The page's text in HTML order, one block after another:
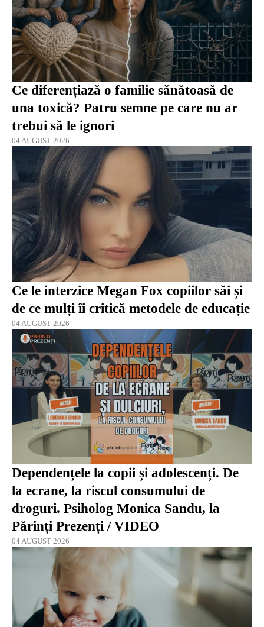
Ce diferențiază o familie sănătoasă de
una toxică? Patru semne pe care nu ar
trebui să le ignori
04 AUGUST 2026
Ce le interzice Megan Fox copiilor săi și
de ce mulți îi critică metodele de educație
04 AUGUST 2026
Dependențele la copii și adolescenți. De
la ecrane, la riscul consumului de
droguri. Psiholog Monica Sandu, la
Părinți Prezenți / VIDEO
04 AUGUST 2026